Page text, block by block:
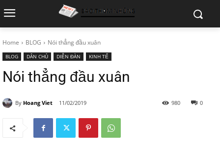
Home BLOG Nói thẳng đầu xuân
BLOG DÂN CHỦ DIỄN ĐÀN KINH TẾ
Nói thẳng đầu xuân
By Hoang Viet 11/02/2019 0
980